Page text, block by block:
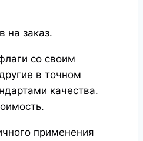
на заказ.
со своим
в точном
качества.
применения